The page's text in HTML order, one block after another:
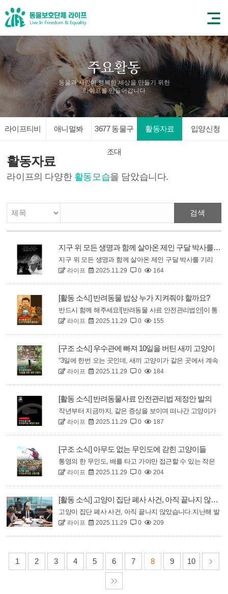
동물과 사람이 행복한 세상을 만들기 위한
라이프를 만들어갑니다
라이프티비 애니멀봐 3677 동물구
조대
활동자료 입양신청
활동자료
라이프의 다양한 활동모습을 담았습니다.
검색
지구 위 모든 생명과 함께 살아온 제인 구달 박사를 기리며..
지구 위 모든 생명과 함께 살아온 제인 구달 박사를 기리
며..침팬지와 숲, 그리고 지구 위 모든 생명과 함께 살아온
제인 구달 박사는 평생을 통해 말했습니다.우리가 자연을
지배하는 존재가 아니라, 함께 살아가며 지켜야 할 존재라
는 것을요.그 발자취는 숲 속의 작은 숨결에도 닿아 있고,
그 목소리는 여전히 우리의 마음 속에 ..
라이프 2025.11.29 0 164
[활동 소식] 반려동물 밥상 누가 지켜줘야 할까요?
반드시 함께 해주세요![반려동물 사료 안전관리법안]이 통
과될 수 있도록 함께 해주세요!지난해, 수 많은 고양이들이
원인불명으로 세상을 떠났습니다. 라이프와 묘연은 피해
가족분들이 제공해주신 자료를 통해 유일한 공통점이 ‘사
료’라는 것을 알려왔지만현행 사료관리법은 대동물 가축
사료 관리 중심으로 구성되어 있어 소동물인 반려동..
라이프 2025.11.29 0 155
[구조 소식] 우수관에 빠져 10일을 버틴 새끼 고양이
“3일에 한번 오는 곳인데, 새끼 고양이가 같은 곳에서 계속
울어요“언제부터 깊은 어둠 속에 갇힌걸까요. 같은 자리에
서 계속 들려오는 울음소리를 쫓아가보니 생각하지도 못한
곳에서 새끼 고양이가 발견되었습니다.제보자는 가지고 있
던 간식과 사료를 떨어트려주었고, 잠시 기다리니 허겁지
겁 먹는 새끼 고양이를 볼 수 있었습니다. 라..
라이프 2025.11.29 0 184
[활동 소식] 반려동물사료 안전관리법 제정안 발의
작년부터 지금까지, 같은 증상을 보이며 떠나간 고양이가
수 백마리입니다.최초 제보를 받고 같은 증상의 피해 사례
를 수집하며 지역, 품종, 연령, 접종 여부 등 다양한 내용을
확인하였고 그 공통점은 단 하나. 특정 제조원에서 생산된
사료를 급여했다는 점이였습니다.라이프와 묘연은 피해자
대책 위원회와 함께 해당 문제를..
라이프 2025.11.29 0 187
[구조 소식] 아무도 없는 무인도에 갇힌 고양이들
통영의 한 무인도, 배를 타고 가야만 접근할 수 있는 작은
섬에 어느날부터 고양이가 보인다고 하는데요..!제보자의
말에 따르면 이 섬은 아무도 없는, 말 그대로 ‘무인도’라고
합니다. 한참을 둘러봐도 정말 아무것도 없는 외딴 섬이였
습니다.우연히 고양이를 목격한 뒤 매번 밥을 챙겨주기 위
해 다니셨다고..?? 덕분에 고양이는 ..
라이프 2025.11.29 0 204
[활동 소식] 고양이 집단 폐사 사건, 아직 끝나지 않았습니다.
고양이 집단 폐사 사건, 아직 끝나지 않았습니다.지난해 발
생한 의문의 고양이 집단 폐사. 25년 5월 기준 피해 고양이
는 591마리, 사망한 고양이는 234마리로 집계되었으며 최
이어지고 있습니다.수많은 노력에도 불구하고 원인은 아직
밝혀지지 않았고, 그 사이..
라이프 2025.11.29 0 209
1 2 3 4 5 6 7 8 9 10